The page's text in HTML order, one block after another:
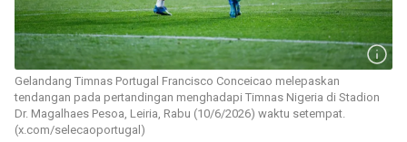
Gelandang Timnas Portugal Francisco Conceicao melepaskan
tendangan pada pertandingan menghadapi Timnas Nigeria di Stadion
Dr. Magalhaes Pesoa, Leiria, Rabu (10/6/2026) waktu setempat.
(x.com/selecaoportugal)